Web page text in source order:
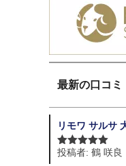
最新の口コミ
リモワ サルサ
5段階中 5の
投稿者: 鶴 咲良